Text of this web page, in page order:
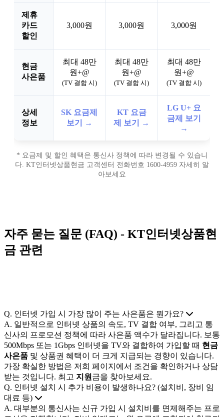
제휴
카드
할인
3,000원 3,000원 3,000원
현금
사은품
최대 48만
원+@
(TV 결합 시)
최대 48만
원+@
(TV 결합 시)
최대 48만
원+@
(TV 결합 시)
상세
정보
SK 요금제
보기 →
KT 요금
제 보기 →
LG U+ 요
금제 보기
→
* 요금제 및 할인 혜택은 통신사 정책에 따라 변경될 수 있습니
다. KT인터넷상품현금 고객센터 전화번호 1600-4959 자세히 알
아보세요
자주 묻는 질문 (FAQ) - KT인터넷상품현
금 관련
Q. 인터넷 가입 시 가장 많이 주는 사은품은 뭔가요?
A. 일반적으로 인터넷 상품의 속도, TV 결합 여부, 그리고 통
신사의 프로모션 정책에 따라 사은품 액수가 달라집니다. 보통
500Mbps 또는 1Gbps 인터넷을 TV와 결합하여 가입할 때 현금
사은품 및 상품권 혜택이 더 크게 지급되는 경향이 있습니다.
가장 확실한 방법은 저희 페이지에서 조건을 확인하거나 상담
받는 것입니다. 최고 지원 금을 찾아보세요.
Q. 인터넷 설치 시 추가 비용이 발생하나요? (설치비, 장비 임
대료 등)
A. 대부분의 통신사는 신규 가입 시 설치비를 면제해주는 프로